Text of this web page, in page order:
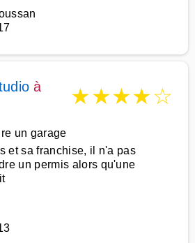
à
★★★★☆
un garage
et sa franchise, il n'a pas
un permis alors qu'une